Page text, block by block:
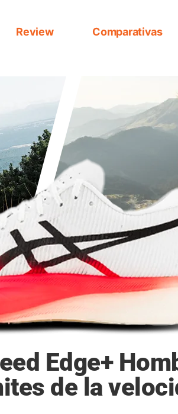
Review Comparativas
Edge+
de la